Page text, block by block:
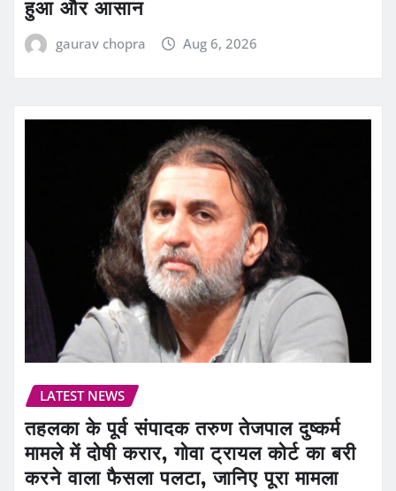
हुआ और आसान
gaurav chopra Aug 6, 2026
LATEST NEWS
तहलका के पूर्व संपादक तरुण तेजपाल दुष्कर्म
मामले में दोषी करार, गोवा ट्रायल कोर्ट का बरी
करने वाला फैसला पलटा, जानिए पूरा मामला